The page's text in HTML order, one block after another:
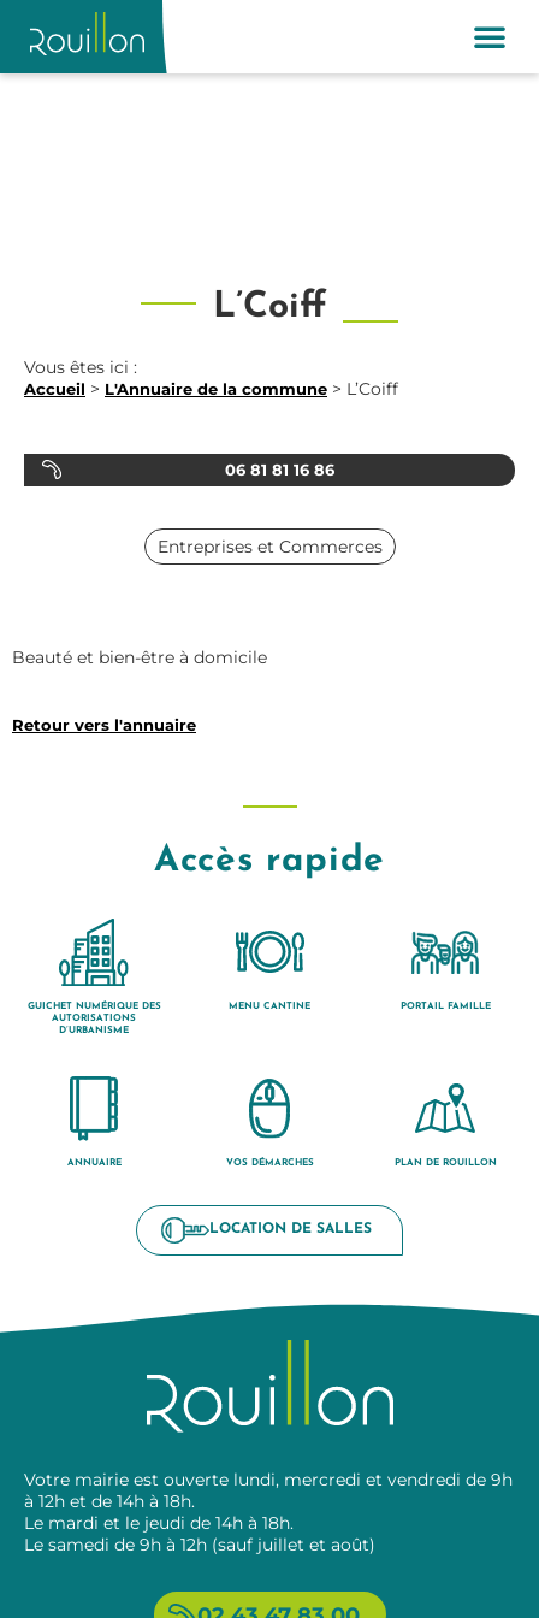
L’Coiff
Vous êtes ici :
Accueil > L'Annuaire de la commune > L’Coiff
06 81 81 16 86
Entreprises et Commerces
Beauté et bien-être à domicile
Retour vers l'annuaire
Accès rapide
GUICHET NUMÉRIQUE DES
AUTORISATIONS
D’URBANISME
MENU CANTINE PORTAIL FAMILLE
ANNUAIRE VOS DÉMARCHES PLAN DE ROUILLON
LOCATION DE SALLES
Votre mairie est ouverte lundi, mercredi et vendredi de 9h
à 12h et de 14h à 18h.
Le mardi et le jeudi de 14h à 18h.
Le samedi de 9h à 12h (sauf juillet et août)